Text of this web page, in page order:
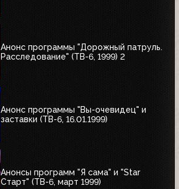
Анонс программы "Дорожный патруль.
Расследование" (ТВ-6, 1999) 2
Анонс программы "Вы-очевидец" и
заставки (ТВ-6, 16.01.1999)
Анонсы программ "Я сама" и "Star
Старт" (ТВ-6, март 1999)